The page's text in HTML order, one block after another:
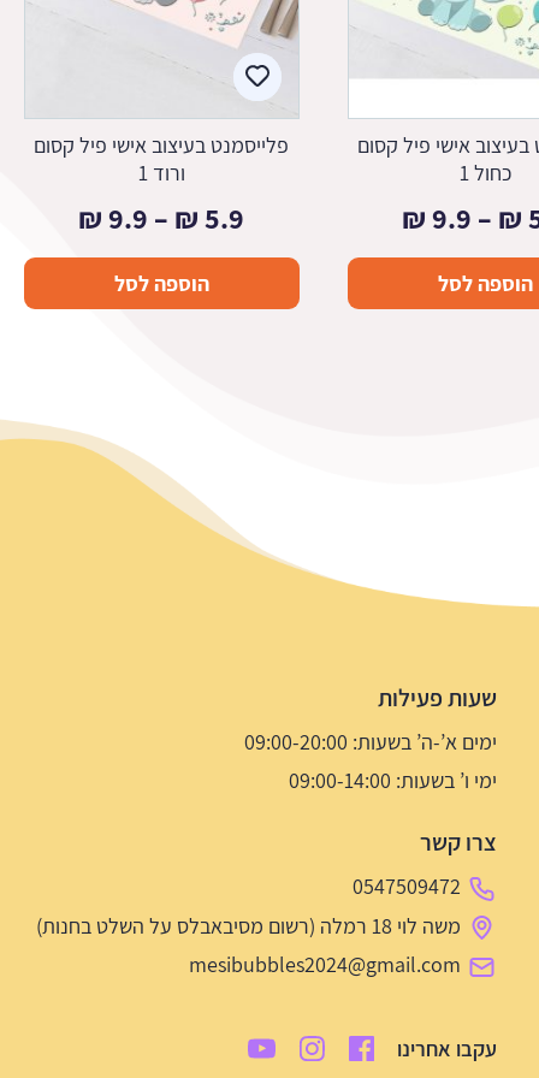
בעיצוב אישי פיל קסום
כחול 1
₪
–
9.9
₪טווח
מחירים:
הוספה לסל
פלייסמנט בעיצוב אישי פיל קסום
ורוד 1
5.9
₪
–
9.9
₪טווח
הוספה לסל
שעות פעילות
ימים א’-ה’ בשעות: 09:00-20:00
ימי ו’ בשעות: 09:00-14:00
צרו קשר
0547509472
משה לוי 18 רמלה (רשום מסיבאבלס על השלט בחנות)
mesibubbles2024@gmail.com
עקבו אחרינו